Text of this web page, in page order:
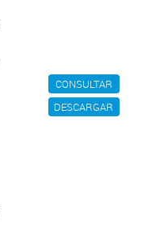
CONSULTAR
DESCARGAR